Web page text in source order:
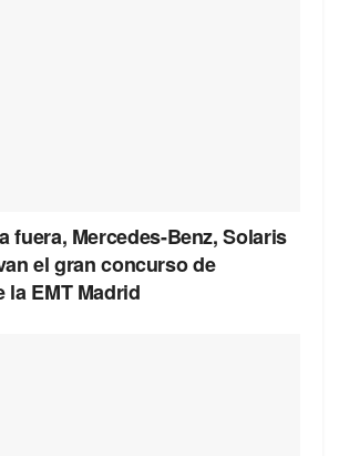
fuera, Mercedes-Benz, Solaris
el gran concurso de
la EMT Madrid